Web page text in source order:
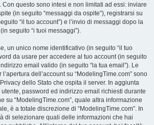
questo sono intesi e non limitati ad essi: inviare
(in seguito “messaggi da ospite”), registrarsi su
“il tuo account”) e l’invio di messaggi dopo la
seguito “i tuoi messaggi”).
un unico nome identificativo (in seguito “il tuo
da usare per accedere al tuo account (in seguito
email valido (in seguito “la tua email”). Le
dell’account su “ModelingTime.com” sono
dello Stato che ospita il server. In aggiunta
password ed indirizzo email richiesti durante
su “ModelingTime.com”, quale altra informazione
è a totale discrezione di “ModelingTime.com”. In
di selezionare quali delle informazioni che hai